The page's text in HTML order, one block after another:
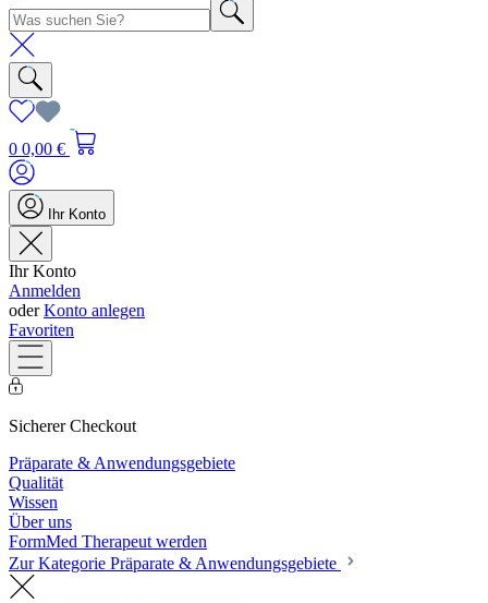
0 0,00 €
Ihr Konto
Ihr Konto
Anmelden
oderKonto anlegen
Favoriten
Sicherer Checkout
Präparate & Anwendungsgebiete
Qualität
Wissen
Über uns
FormMed Therapeut werden
Zur Kategorie Präparate & Anwendungsgebiete